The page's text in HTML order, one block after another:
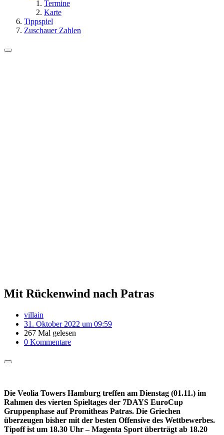
Termine
Karte
Tippspiel
Zuschauer Zahlen
Mit Rückenwind nach Patras
villain
31. Oktober 2022 um 09:59
267 Mal gelesen
0 Kommentare
Die Veolia Towers Hamburg treffen am Dienstag (01.11.) im
Rahmen des vierten Spieltages der 7DAYS EuroCup
Gruppenphase auf Promitheas Patras. Die Griechen
überzeugen bisher mit der besten Offensive des Wettbewerbes.
Tipoff ist um 18.30 Uhr – Magenta Sport überträgt ab 18.20